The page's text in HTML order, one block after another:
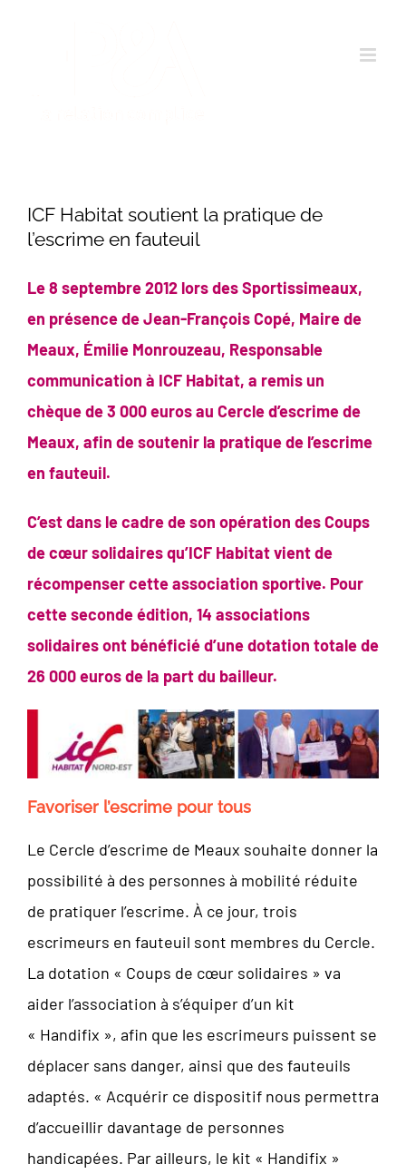
ICF Habitat soutient la pratique de
l’escrime en fauteuil
Le 8 septembre 2012 lors des Sportissimeaux,
en présence de Jean-François Copé, Maire de
Meaux, Émilie Monrouzeau, Responsable
communication à ICF Habitat, a remis un
chèque de 3 000 euros au Cercle d’escrime de
Meaux, afin de soutenir la pratique de l’escrime
en fauteuil.
C’est dans le cadre de son opération des Coups
de cœur solidaires qu’ICF Habitat vient de
récompenser cette association sportive. Pour
cette seconde édition, 14 associations
solidaires ont bénéficié d’une dotation totale de
26 000 euros de la part du bailleur.
Favoriser l’escrime pour tous
Le Cercle d’escrime de Meaux souhaite donner la
possibilité à des personnes à mobilité réduite
de pratiquer l’escrime. À ce jour, trois
escrimeurs en fauteuil sont membres du Cercle.
La dotation « Coups de cœur solidaires » va
aider l’association à s’équiper d’un kit
« Handifix », afin que les escrimeurs puissent se
déplacer sans danger, ainsi que des fauteuils
adaptés. « Acquérir ce dispositif nous permettra
d’accueillir davantage de personnes
handicapées. Par ailleurs, le kit « Handifix »